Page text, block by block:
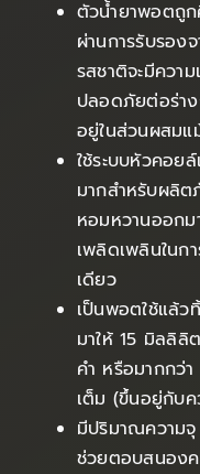
ตัวน้ำยาพอตถู
ผ่านการรับรอง
รสชาติจะมีควา
ปลอดภัยต่อร่าง
อยู่ในส่วนผสม
ใช้ระบบหัวคอย
มากสำหรับผลิต
หอมหวานออก
เพลิดเพลินในก
เดียว
เป็นพอตใช้แล้ว
มาให้ 15 มิลลิ
คำ หรือมากกว่า
เต็ม (ขึ้นอยู่กับ
มีปริมาณความ
ช่วยตอบสนองค